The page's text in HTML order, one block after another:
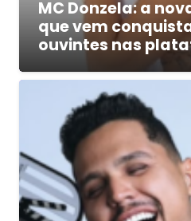
MC Donzela: a
que vem
ouvintes nas